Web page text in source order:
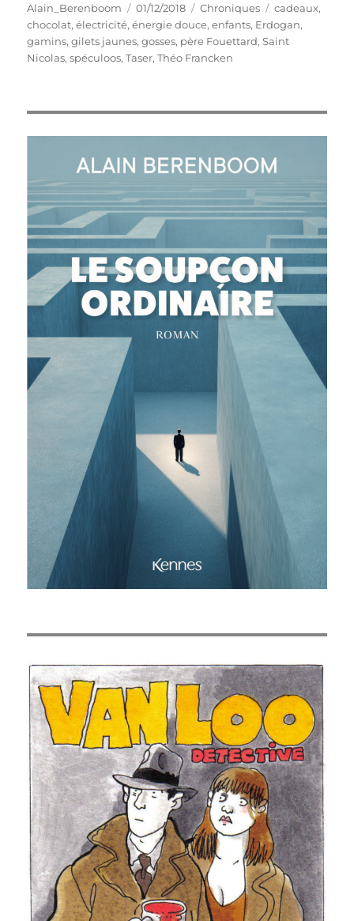
Auteur
Alain_Berenboom
Publié
le
01/12/2018 Catégories
Chroniques Étiquettes
cadeaux,
chocolat,électricité,énergie douce,enfants, Erdogan,
gamins,gilets jaunes,gosses, père Fouettard,Saint
Nicolas,spéculoos,Taser,Théo Francken